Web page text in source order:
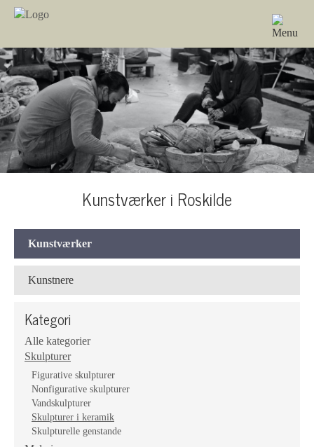
Kunstværker i Roskilde
Kunstværker
Kunstnere
Kategori
Alle kategorier
Skulpturer
Figurative skulpturer
Nonfigurative skulpturer
Vandskulpturer
Skulpturer i keramik
Skulpturelle genstande